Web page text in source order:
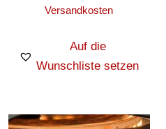
Versandkosten
Auf die
Wunschliste setzen